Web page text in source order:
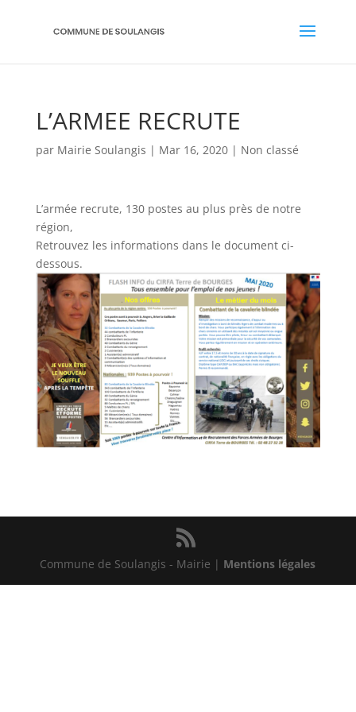
L’ARMEE RECRUTE
par Mairie Soulangis | Mar 16, 2020| Non classé
L’armée recrute, 130 postes au plus près de notre
région,
Retrouvez les informations dans le document ci-
dessous.
Commune de Soulangis - Mairie | Mentions légales